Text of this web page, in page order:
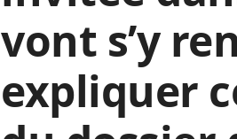
vont s’y
expliquer